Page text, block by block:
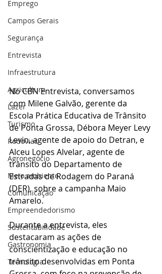
Emprego
Campos Gerais
Segurança
Entrevista
Infraestrutura
Agricultura
Lazer
Turismo
Rodovias
Agronegócio
Meio ambiente
Comunicação
Empreendedorismo
Sustentabilidade
Gastronomia
Tecnologia
No CBN Entrevista, conversamos
com Milene Galvão, gerente da
Escola Prática Educativa de Trânsito
de Ponta Grossa, Débora Meyer Levy
Levin, agente de apoio do Detran, e
Alceu Lopes Alvelar, agente de
trânsito do Departamento de
Estradas de Rodagem do Paraná
(DER), sobre a campanha Maio
Amarelo.
Durante a entrevista, eles
destacaram as ações de
conscientização e educação no
trânsito desenvolvidas em Ponta